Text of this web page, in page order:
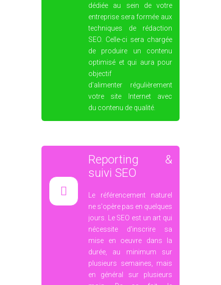
Reporting &
suivi SEO
Le référencement naturel
ne s'opère pas en quelques
jours. Le SEO est un art qui
nécessite d'inscrire sa
mois. De ce fait, le
référencement nécessite
réguliers de la
performances de votre site
Internet. En fonction des
résultats, nous pouvons
être amenés à adapter la
stratégie SEO retenue pour
la rendre encore et
toujours plus performante